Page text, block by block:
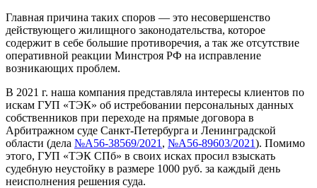
Главная причина таких споров — это несовершенство
действующего жилищного законодательства, которое
содержит в себе большие противоречия, а так же отсутствие
оперативной реакции Минстроя РФ на исправление
возникающих проблем.
В 2021 г. наша компания представляла интересы клиентов по
искам ГУП «ТЭК» об истребовании персональных данных
собственников при переходе на прямые договора в
Арбитражном суде Санкт-Петербурга и Ленинградской
области (дела №А56-38569/2021 , №А56-89603/2021). Помимо
этого, ГУП «ТЭК СПб» в своих исках просил взыскать
судебную неустойку в размере 1000 руб. за каждый день
неисполнения решения суда.